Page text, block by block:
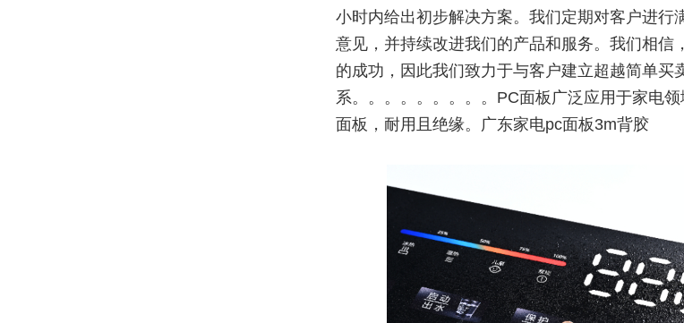
小时内给出初步解决方案。我们定期对客户进行
意见，并持续改进我们的产品和服务。我们相信
的成功，因此我们致力于与客户建立超越简单买
系。。。。。。。。。PC面板广泛应用于家电
面板，耐用且绝缘。广东家电pc面板3m背胶